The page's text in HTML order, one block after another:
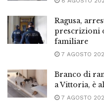
Ragusa,
prescrizioni
familiare
7 AGOSTO
Branco di
a Vittoria, è
7 AGOSTO